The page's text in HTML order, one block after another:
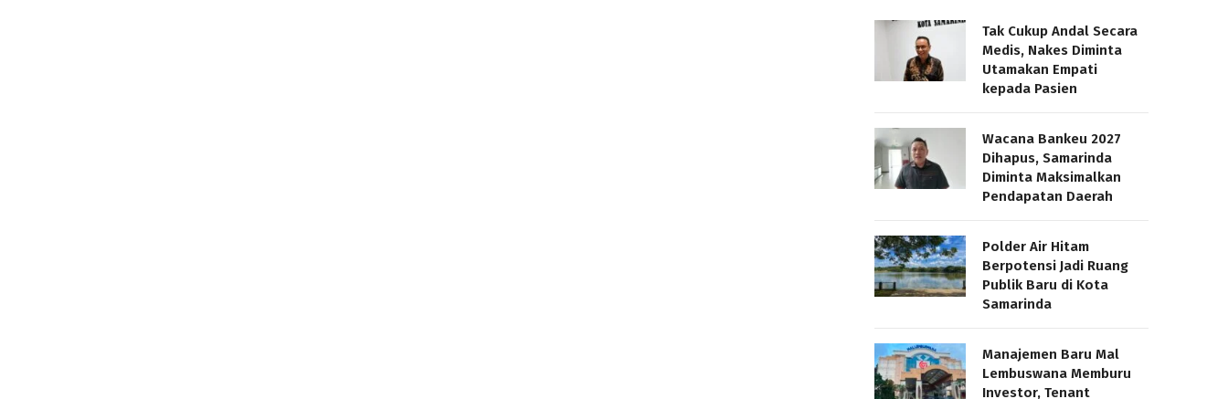
Tak Cukup Andal Secara
Medis, Nakes Diminta
Utamakan Empati
kepada Pasien
Wacana Bankeu 2027
Dihapus, Samarinda
Diminta Maksimalkan
Pendapatan Daerah
Polder Air Hitam
Berpotensi Jadi Ruang
Publik Baru di Kota
Samarinda
Manajemen Baru Mal
Lembuswana Memburu
Investor, Tenant